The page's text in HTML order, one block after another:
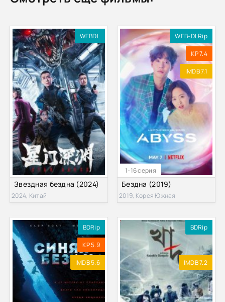
WEBDL
Звездная бездна (2024)
2024, Китай
1-16 серия
WEB-DLRip
KP 7.4
IMDB 7.1
Бездна (2019)
2019, Корея Южная
BDRip
KP 5.9
IMDB 5.6
BDRip
IMDB 7.2